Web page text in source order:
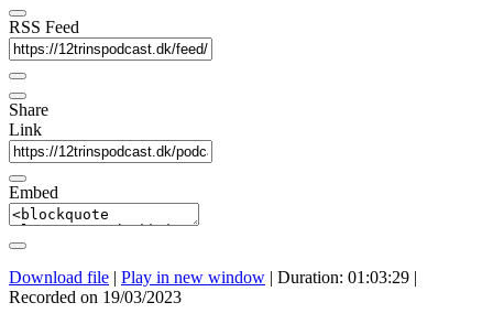
RSS Feed
Share
Link
Embed
Download file | Play in new window | Duration: 01:03:29 |
Recorded on 19/03/2023